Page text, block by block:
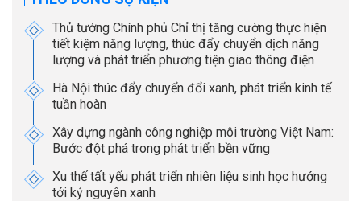
Thủ tướng Chính phủ Chỉ thị tăng cường thực hiện
tiết kiệm năng lượng, thúc đẩy chuyển dịch năng
lượng và phát triển phương tiện giao thông điện
Hà Nội thúc đẩy chuyển đổi xanh, phát triển kinh tế
tuần hoàn
Xây dựng ngành công nghiệp môi trường Việt Nam:
Bước đột phá trong phát triển bền vững
Xu thế tất yếu phát triển nhiên liệu sinh học hướng
tới kỷ nguyên xanh